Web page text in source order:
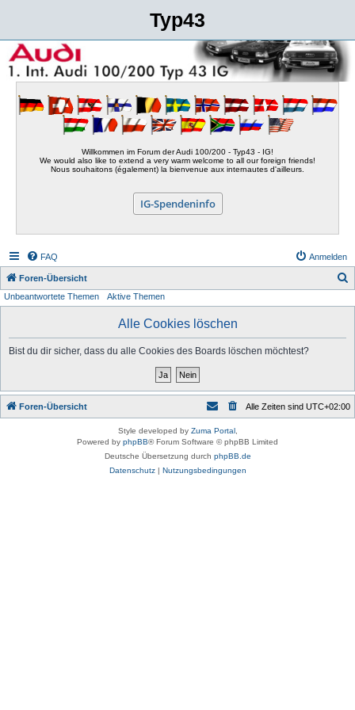
Typ43
Willkommen im Forum der Audi 100/200 - Typ43 - IG!
We would also like to extend a very warm welcome to all our foreign friends!
Nous souhaitons (également) la bienvenue aux internautes d'ailleurs.
IG-Spendeninfo
FAQ Anmelden
Foren-Übersicht
Unbeantwortete Themen Aktive Themen
Alle Cookies löschen
Bist du dir sicher, dass du alle Cookies des Boards löschen möchtest?
Foren-Übersicht Alle Zeiten sind UTC+02:00
Style developed by Zuma Portal,
Powered by phpBB® Forum Software © phpBB Limited
Deutsche Übersetzung durch phpBB.de
Datenschutz| Nutzungsbedingungen